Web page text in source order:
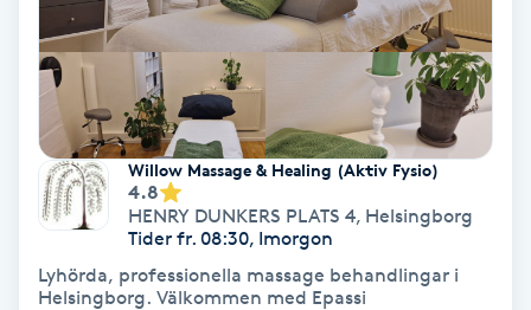
Barber
Barnklippning
BIAB
Blowout
Bottenfärg
Willow Massage & Healing (Aktiv Fysio)
4.8
HENRY DUNKERS PLATS 4, Helsingborg
Tider fr. 08:30, Imorgon
Lyhörda, professionella massage behandlingar i
Helsingborg. Välkommen med Epassi